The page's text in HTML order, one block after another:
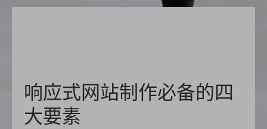
响应式网站制作必备的四
大要素